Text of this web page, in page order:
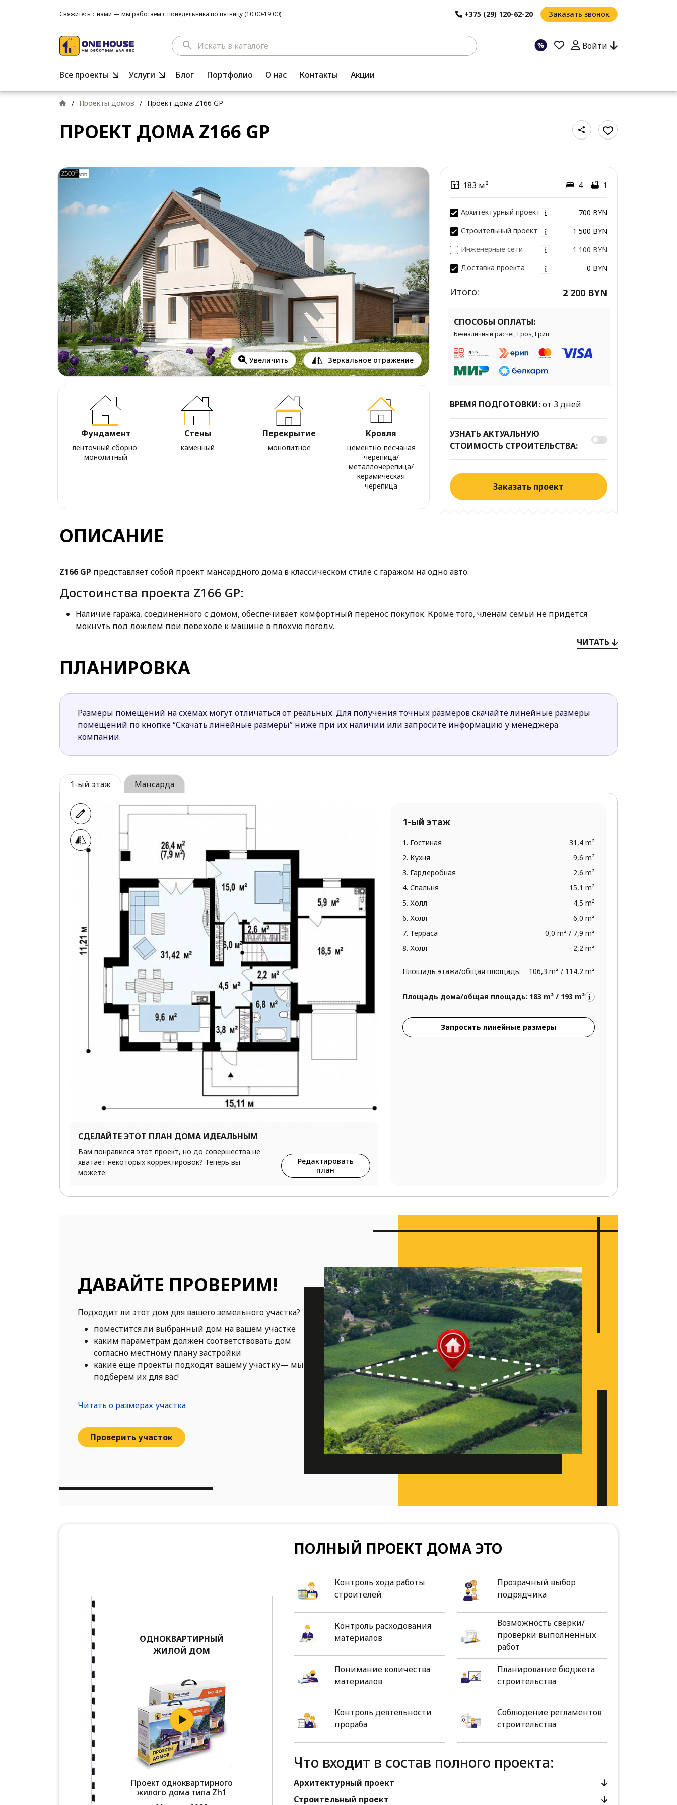
Свяжитесь с нами — мы работаем с понедельника по пятницу (10:00-19:00) +375 (29) 120-62-20 Заказать звонок
search Войти
Все проекты Услуги Блог Портфолио О нас Контакты Акции
/ Проекты домов / Проект дома Z166 GP
ПРОЕКТ ДОМА Z166 GP
Увеличить Зеркальное отражение
Фундамент
ленточный сборно-
монолитный
Стены
каменный
Перекрытие
монолитное
Кровля
цементно-песчаная
черепица/
металлочерепица/
керамическая
черепица
183 м² 4 1
Архитектурный проект
700 BYN
Строительный проект
1 500 BYN
Инженерные сети
1 100 BYN
Доставка проекта
0 BYN
Итого: 2 200 BYN
СПОСОБЫ ОПЛАТЫ:
Безналичный расчет, Epos, Ерип
ВРЕМЯ ПОДГОТОВКИ:от 3 дней
УЗНАТЬ АКТУАЛЬНУЮ
СТОИМОСТЬ СТРОИТЕЛЬСТВА:
Заказать проект
ОПИСАНИЕ
Z166 GP представляет собой проект мансардного дома в классическом стиле с гаражом на одно авто.
Достоинства проекта Z166 GP:
Наличие гаража, соединенного с домом, обеспечивает комфортный перенос покупок. Кроме того, членам семьи не придется
мокнуть под дождем при переходе к машине в плохую погоду.
Сдержанный дизайн экстерьера, сочетающий обшивку натуральным деревом и отделку белоснежной штукатуркой, делает
строительство по данному проекту актуальным практически в любом пейзаже.
На мансардном этаже предусмотрено 3 просторных спальни. Из двух спален есть выход на общий балкон с видом на красивый сад.
Проект Z166 GP предназначен для большой семьи, которая ценит комфорт и просторные помещения.
ЧИТАТЬ
ПЛАНИРОВКА
Размеры помещений на схемах могут отличаться от реальных. Для получения точных размеров скачайте линейные размеры
помещений по кнопке “Скачать линейные размеры” ниже при их наличии или запросите информацию у менеджера
компании.
1-ый этаж Мансарда
СДЕЛАЙТЕ ЭТОТ ПЛАН ДОМА ИДЕАЛЬНЫМ
Вам понравился этот проект, но до совершества не
хватает некоторых корректировок? Теперь вы
можете:
Редактировать
план
1-ый этаж
1. Гостиная
31,4 m²
2. Кухня
9,6 m²
3. Гардеробная
2,6 m²
4. Спальня
15,1 m²
5. Холл
4,5 m²
6. Холл
6,0 m²
7. Терраса
0,0 m² / 7,9 m²
8. Холл
2,2 m²
Площадь этажа/общая площадь: 106,3 m² / 114,2 m²
Площадь дома/общая площадь: 183 m² / 193 m²
Запросить линейные размеры
ДАВАЙТЕ ПРОВЕРИМ!
Подходит ли этот дом для вашего земельного участка?
поместится ли выбранный дом на вашем участке
каким параметрам должен соответствовать дом
согласно местному плану застройки
какие еще проекты подходят вашему участку— мы
подберем их для вас!
Читать о размерах участка
Проверить участок
ОДНОКВАРТИРНЫЙ
ЖИЛОЙ ДОМ
Проект одноквартирного
жилого дома типа Zh1
ПОЛНЫЙ ПРОЕКТ ДОМА ЭТО
Контроль хода работы
строителей
Прозрачный выбор
подрядчика
Контроль расходования
материалов
Возможность сверки/
проверки выполненных
работ
Понимание количества
материалов
Планирование бюджета
строительства
Контроль деятельности
прораба
Соблюдение регламентов
строительства
Что входит в состав полного проекта:
Архитектурный проект
Строительный проект